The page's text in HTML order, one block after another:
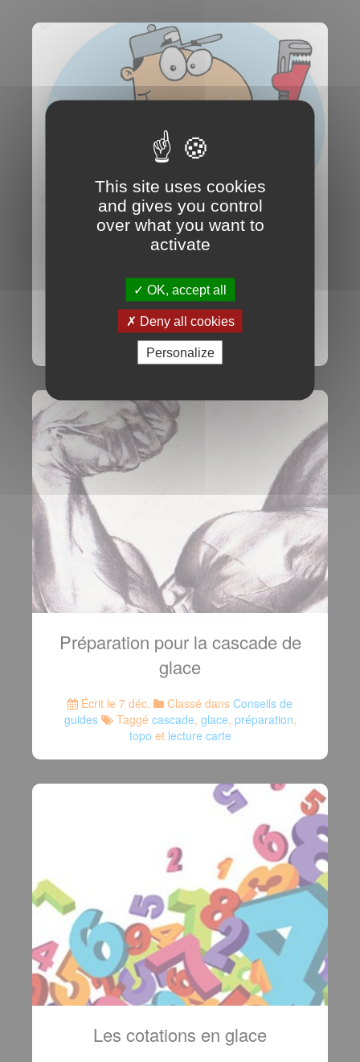
Le matériel en cascade
Écrit le 7 déc. Classé dansConseils de
Taggécascade,glace,
pioletsetharnais
Préparation pour la cascade de
glace
Écrit le 7 déc. Classé dans Conseils de
guides
Taggé cascade, glace, préparation,
topo et lecture carte
Les cotations en glace
This site uses cookies
and gives you control
over what you want to
activate
OK, accept all
Deny all cookies
Personalize